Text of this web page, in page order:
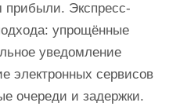
прибыли. Экспресс-
упрощённые
уведомление
электронных сервисов
очереди и задержки.